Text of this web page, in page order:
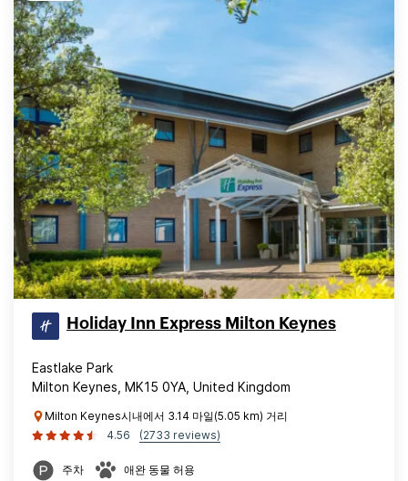
Holiday Inn Express Milton Keynes
Eastlake Park
Milton Keynes, MK15 0YA, United Kingdom
Milton Keynes시내에서 3.14 마일(5.05 km) 거리
4.56
(2733 reviews)
주차 애완 동물 허용